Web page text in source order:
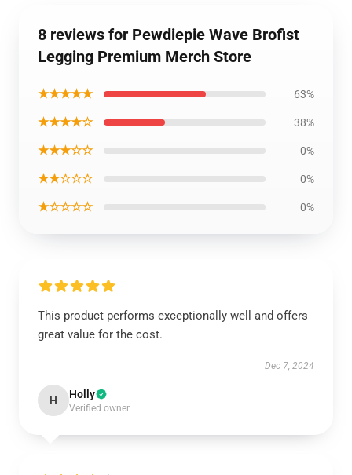
8 reviews for Pewdiepie Wave Brofist
Legging Premium Merch Store
★★★★★ 63%
★★★★☆ 38%
★★★☆☆ 0%
★★☆☆☆ 0%
★☆☆☆☆ 0%
This product performs exceptionally well and offers
great value for the cost.
Dec 7, 2024
H Holly
Verified owner